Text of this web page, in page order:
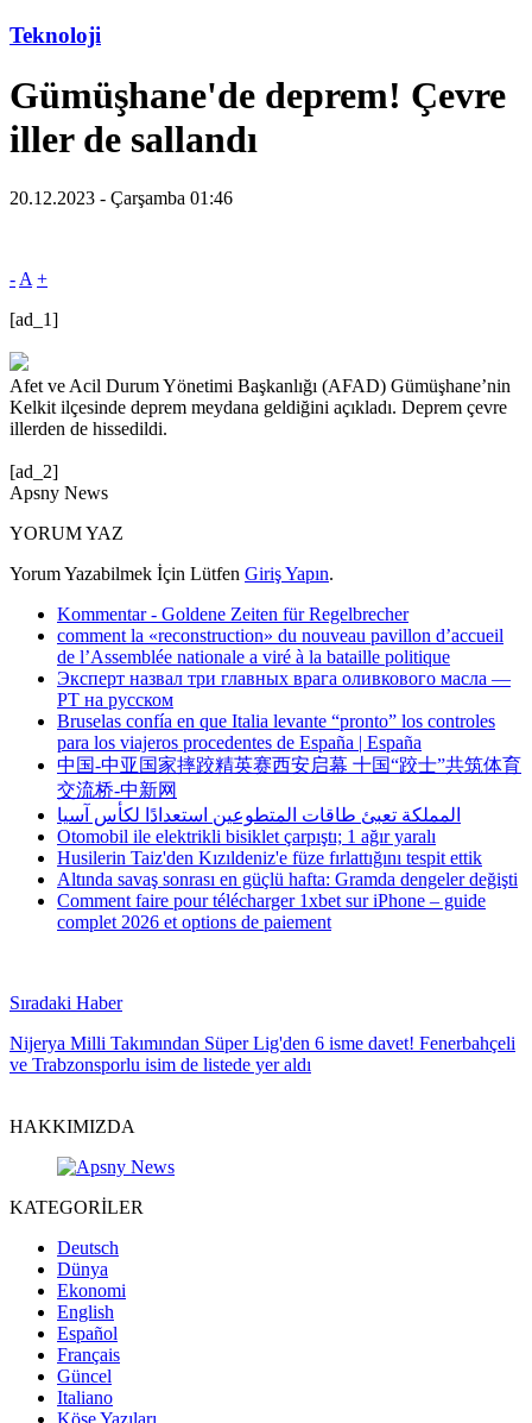
Teknoloji
Gümüşhane'de deprem! Çevre
iller de sallandı
20.12.2023 - Çarşamba 01:46
- A +
[ad_1]
Afet ve Acil Durum Yönetimi Başkanlığı (AFAD) Gümüşhane’nin
Kelkit ilçesinde deprem meydana geldiğini açıkladı. Deprem çevre
illerden de hissedildi.
[ad_2]
Apsny News
YORUM YAZ
Yorum Yazabilmek İçin Lütfen Giriş Yapın.
Kommentar - Goldene Zeiten für Regelbrecher
comment la «reconstruction» du nouveau pavillon d’accueil
de l’Assemblée nationale a viré à la bataille politique
Эксперт назвал три главных врага оливкового масла —
РТ на русском
Bruselas confía en que Italia levante “pronto” los controles
para los viajeros procedentes de España | España
中国-中亚国家摔跤精英赛西安启幕 十国“跤士”共筑体育
交流桥-中新网
المملكة تعبئ طاقات المتطوعين استعدادًا لكأس آسيا
Otomobil ile elektrikli bisiklet çarpıştı; 1 ağır yaralı
Husilerin Taiz'den Kızıldeniz'e füze fırlattığını tespit ettik
Altında savaş sonrası en güçlü hafta: Gramda dengeler değişti
Comment faire pour télécharger 1xbet sur iPhone – guide
complet 2026 et options de paiement
Sıradaki Haber
Nijerya Milli Takımından Süper Lig'den 6 isme davet! Fenerbahçeli
ve Trabzonsporlu isim de listede yer aldı
HAKKIMIZDA
KATEGORİLER
Deutsch
Dünya
Ekonomi
English
Español
Français
Güncel
Italiano
Köşe Yazıları